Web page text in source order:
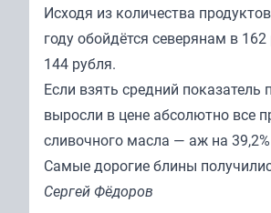
Исходя из количества
году обойдётся северянам в
144 рубля.
Если взять средний
выросли в цене абсолютно все
сливочного масла — аж на 39,2%
Самые дорогие блины
Сергей Фёдоров